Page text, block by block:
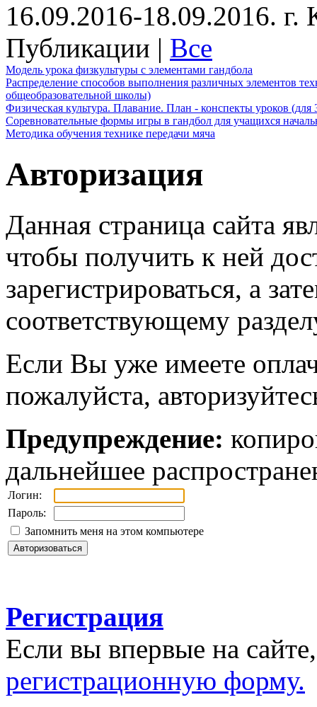
16.09.2016-18.09.2016.
Публикации | Все
Модель урока физкультуры с элементами гандбола
Распределение способов выполнения различных элементов
общеобразовательной школы)
Физическая культура. Плавание. План - конспекты уроков (для
Соревновательные формы игры в гандбол для учащихся
Методика обучения технике передачи мяча
Авторизация
Данная страница сайта
чтобы получить к ней
зарегистрироваться, а
соответствующему
Если Вы уже имеете
пожалуйста,
Предупреждение:
дальнейшее
Логин:
Пароль:
Запомнить меня на этом компьютере
Регистрация
Если вы впервые на
регистрационную форму.